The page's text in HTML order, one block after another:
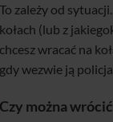
To zależy od
kołach (lub z
chcesz wracać na
gdy wezwie ją policja.
Czy można